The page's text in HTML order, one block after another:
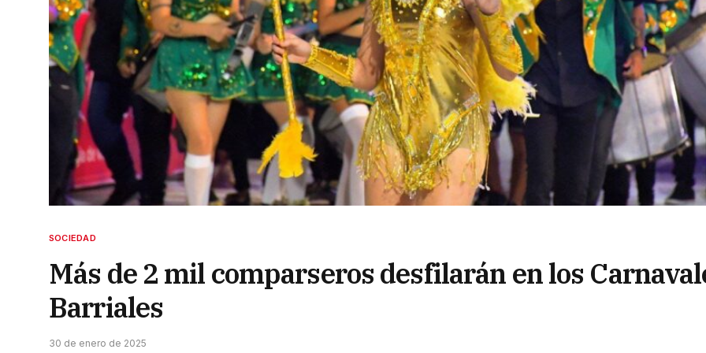
SOCIEDAD
Más de 2 mil comparseros desfilarán en los
Barriales
30 de enero de 2025